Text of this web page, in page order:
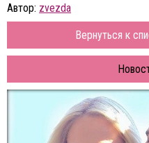
Автор: zvezda
Вернуться к